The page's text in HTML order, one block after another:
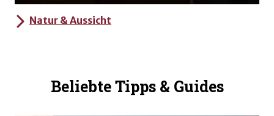
Natur & Aussicht
Beliebte Tipps & Guides